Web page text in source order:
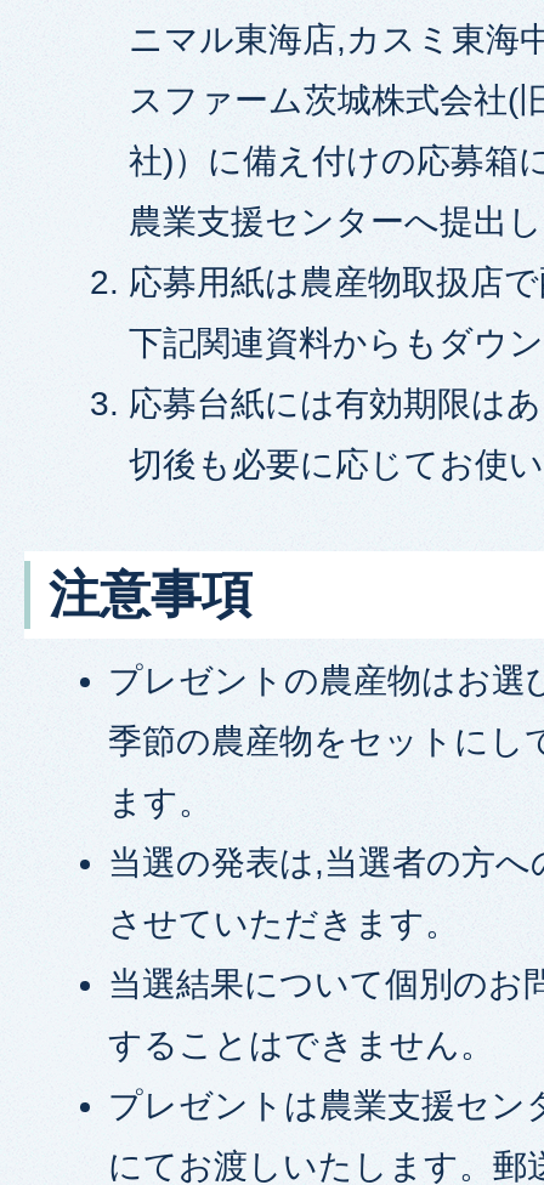
ニマル東海店,カスミ東海
スファーム茨城株式会社(
社)）に備え付けの応募箱
農業支援センターへ提出
応募用紙は農産物取扱店
下記関連資料からもダウ
応募台紙には有効期限は
切後も必要に応じてお使
注意事項
プレゼントの農産物はお選
季節の農産物をセットにし
ます。
当選の発表は,当選者の方
させていただきます。
当選結果について個別のお
することはできません。
プレゼントは農業支援セン
にてお渡しいたします。郵